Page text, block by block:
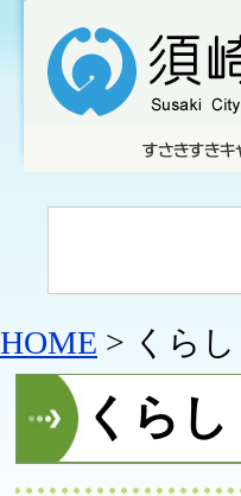
HOME > くらし
くらし